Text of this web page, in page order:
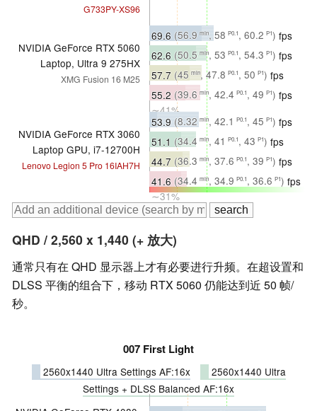
G733PY-XS96
NVIDIA GeForce RTX 5060
Laptop, Ultra 9 275HX
XMG Fusion 16 M25
69.6 (56.9 min, 58 P0.1, 60.2 P1) fps
∼43%
62.6 (50.5 min, 53 P0.1, 54.3 P1) fps
∼42%
57.7 (45 min, 47.8 P0.1, 50 P1) fps
∼41%
55.2 (39.6 min, 42.4 P0.1, 49 P1) fps
∼41%
NVIDIA GeForce RTX 3060
Laptop GPU, i7-12700H
Lenovo Legion 5 Pro 16IAH7H
53.9(8.32 min, 42.1 P0.1, 45 P1) fps
∼33%
51.1 (34.4 min, 41 P0.1, 43 P1) fps
∼34%
44.7 (36.3 min, 37.6 P0.1, 39 P1) fps
∼32%
41.6 (34.4 min, 34.9 P0.1, 36.6 P1) fps
∼31%
QHD / 2,560 x 1,440 (+ 放大)
通常只有在 QHD 显示器上才有必要进行升频。在超设置和
DLSS 平衡的组合下，移动 RTX 5060 仍能达到近 50 帧/
秒。
007 First Light
2560x1440 Ultra Settings AF:16x
2560x1440 Ultra
Settings + DLSS Balanced AF:16x